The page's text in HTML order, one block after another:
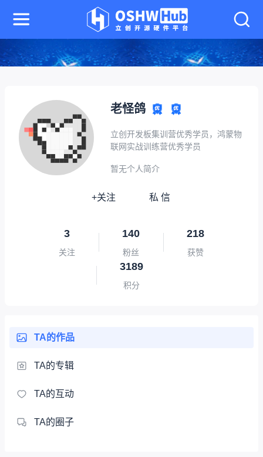
老怪鸽
立创开发板集训营优秀学员，鸿蒙物
联网实战训练营优秀学员
暂无个人简介
+关注 私 信
3
关注
140
粉丝
218
获赞
3189
积分
TA的作品
TA的专辑
TA的互动
TA的圈子